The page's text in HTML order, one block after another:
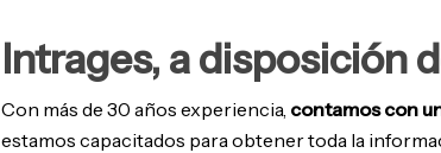
Intrages, a disposición
Con más de 30 años experiencia, contamos con
estamos capacitados para obtener toda la